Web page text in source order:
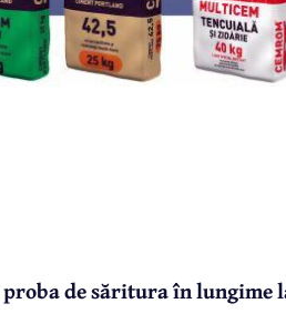
de săritura în lungime